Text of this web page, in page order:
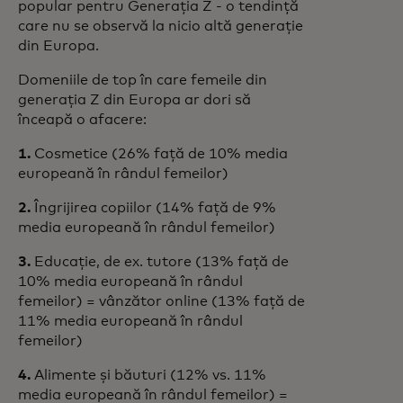
popular pentru Generația Z - o tendință
care nu se observă la nicio altă generație
din Europa.
Domeniile de top în care femeile din
generația Z din Europa ar dori să
înceapă o afacere:
1. Cosmetice (26% față de 10% media
europeană în rândul femeilor)
2. Îngrijirea copiilor (14% față de 9%
media europeană în rândul femeilor)
3. Educație, de ex. tutore (13% față de
10% media europeană în rândul
femeilor) = vânzător online (13% față de
11% media europeană în rândul
femeilor)
4. Alimente și băuturi (12% vs. 11%
media europeană în rândul femeilor) =